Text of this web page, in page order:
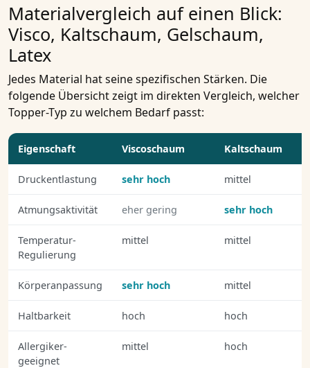
Materialvergleich auf einen Blick:
Visco, Kaltschaum, Gelschaum,
Latex
Jedes Material hat seine spezifischen Stärken. Die
folgende Übersicht zeigt im direkten Vergleich, welcher
Topper-Typ zu welchem Bedarf passt:
Eigenschaft Viscoschaum Kaltschaum
Druckentlastung sehr hoch mittel
Atmungsaktivität eher gering sehr hoch
Temperatur-
Regulierung
mittel mittel
Körperanpassung sehr hoch mittel
Haltbarkeit hoch hoch
Allergiker-
geeignet
mittel hoch